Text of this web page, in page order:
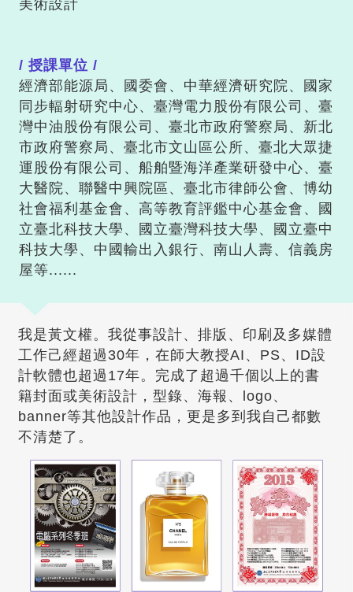
美術設計
/ 授課單位 /
經濟部能源局、國委會、中華經濟研究院、國家
同步輻射研究中心、臺灣電力股份有限公司、臺
灣中油股份有限公司、臺北市政府警察局、新北
市政府警察局、臺北市文山區公所、臺北大眾捷
運股份有限公司、船舶暨海洋產業研發中心、臺
大醫院、聯醫中興院區、臺北市律師公會、博幼
社會福利基金會、高等教育評鑑中心基金會、國
立臺北科技大學、國立臺灣科技大學、國立臺中
科技大學、中國輸出入銀行、南山人壽、信義房
屋等......
我是黃文權。我從事設計、排版、印刷及多媒體
工作己經超過30年，在師大教授AI、PS、ID設
計軟體也超過17年。完成了超過千個以上的書
籍封面或美術設計，型錄、海報、logo、
banner等其他設計作品，更是多到我自己都數
不清楚了。